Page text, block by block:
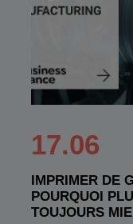
17.06
IMPRIMER DE
POURQUOI
TOUJOURS